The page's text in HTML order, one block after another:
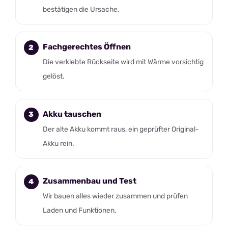
bestätigen die Ursache.
Fachgerechtes Öffnen
Die verklebte Rückseite wird mit Wärme vorsichtig
gelöst.
Akku tauschen
Der alte Akku kommt raus, ein geprüfter Original-
Akku rein.
Zusammenbau und Test
Wir bauen alles wieder zusammen und prüfen
Laden und Funktionen.